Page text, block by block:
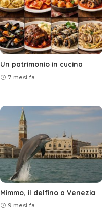
Un patrimonio in cucina
7 mesi fa
Mimmo, il delfino a Venezia
9 mesi fa